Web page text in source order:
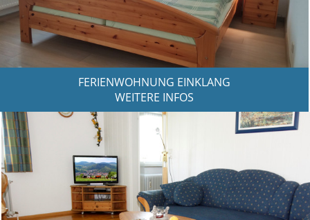
FERIENWOHNUNG EINKLANG
WEITERE INFOS